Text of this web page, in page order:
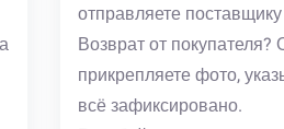
отправляете
Возврат от покупателя?
прикрепляете фото,
всё зафиксировано.